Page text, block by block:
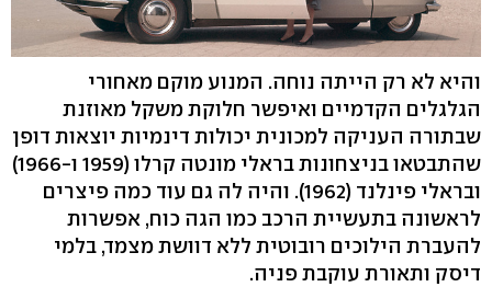
והיא לא רק הייתה נוחה. המנוע מוקם מאחורי
הגלגלים הקדמיים ואיפשר חלוקת משקל מאוזנת
שבתורה העניקה למכונית יכולות דינמיות יוצאות דופן
שהתבטאו בניצחונות בראלי מונטה קרלו (1959 ו-1966)
ובראלי פינלנד (1962). והיה לה גם עוד כמה פיצרים
לראשונה בתעשיית הרכב כמו הגה כוח, אפשרות
להעברת הילוכים רובוטית ללא דוושת מצמד, בלמי
דיסק ותאורת עוקבת פניה.